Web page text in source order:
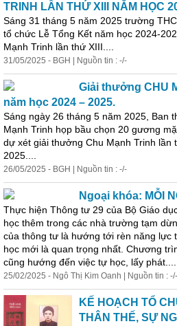
TRINH LẦN THỨ XIII NĂM HỌC
Sáng 31 tháng 5 năm 2025 trường
tổ chức Lễ Tổng Kết năm học 2024-
Mạnh Trinh lần thứ XIII....
31/05/2025 - BGH | Nguồn tin : -/-
Giải thưởng CHU
năm học 2024 – 2025.
Sáng ngày 26 tháng 5 năm 2025, Ban
Mạnh Trinh họp bầu chọn 20 gương
dự xét giải thưởng Chu Mạnh Trinh lần
2025....
26/05/2025 - BGH | Nguồn tin : -/-
Ngoại khóa: MỖI
Thực hiện Thông tư 29 của Bộ Giáo
học thêm trong các nhà trường tạm
của thông tư là hướng tới rèn năng lực
học mới là quan trọng nhất. Chương
cũng hướng đến việc tự học, lấy phát......
25/02/2025 - Ngô Thị Kim Oanh | Nguồn tin : -/-
KẾ HOẠCH TỔ
THÂN THẾ, SỰ